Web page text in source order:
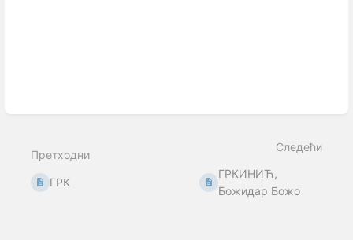
Претходни
ГРК
Следећи
ГРКИНИЋ,
Божидар Божо